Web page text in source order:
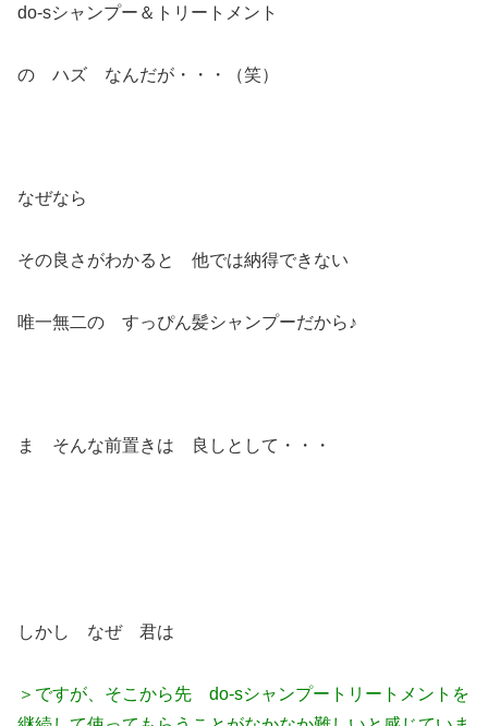
do-sシャンプー＆トリートメント
の ハズ なんだが・・・（笑）
なぜなら
その良さがわかると 他では納得できない
唯一無二の すっぴん髪シャンプーだから♪
ま そんな前置きは 良しとして・・・
しかし なぜ 君は
＞ですが、そこから先 do-sシャンプートリートメントを